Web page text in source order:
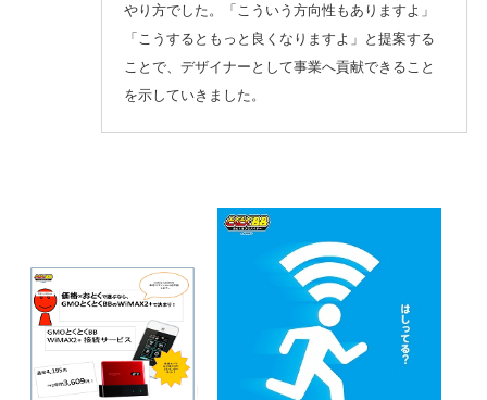
やり方でした。「こういう方向性もありますよ」
「こうするともっと良くなりますよ」と提案する
ことで、デザイナーとして事業へ貢献できること
を示していきました。